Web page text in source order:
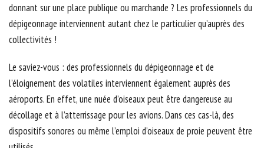
donnant sur une place publique ou marchande ? Les professionnels du
dépigeonnage interviennent autant chez le particulier qu’auprès des
collectivités !
Le saviez-vous : des professionnels du dépigeonnage et de
l’éloignement des volatiles interviennent également auprès des
aéroports. En effet, une nuée d’oiseaux peut être dangereuse au
décollage et à l’atterrissage pour les avions. Dans ces cas-là, des
dispositifs sonores ou même l’emploi d’oiseaux de proie peuvent être